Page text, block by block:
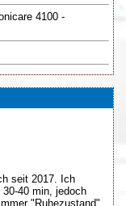
4100 -
seit 2017. Ich
40 min, jedoch
"Ruhezustand"